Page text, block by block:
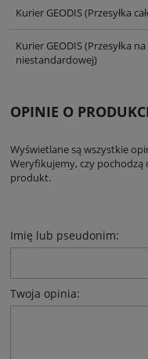
Kurier GEODIS(Przesyłka
Kurier GEODIS(Przesyłka
niestandardowej)
OPINIE O
Wyświetlane są wszystkie
Weryfikujemy, czy
produkt.
Imię lub pseudonim:
Twoja opinia: